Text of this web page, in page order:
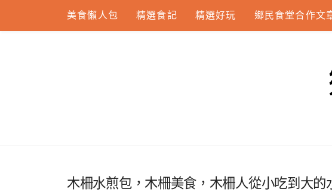
content
美食懶人包 精選食記 精選好玩 鄉民食堂合作文
木柵水煎包，木柵美食，木柵人從小吃到大的